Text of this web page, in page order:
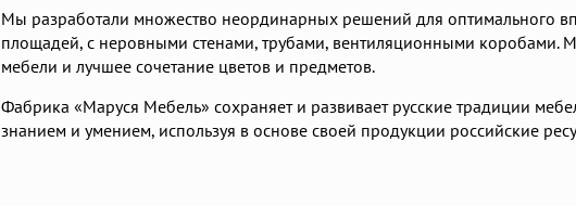
Мы разработали множество неординарных решений для оптимального
площадей, с неровными стенами, трубами, вентиляционными коробами.
мебели и лучшее сочетание цветов и предметов.
Фабрика «Маруся Мебель» сохраняет и развивает русские традиции
знанием и умением, используя в основе своей продукции российские